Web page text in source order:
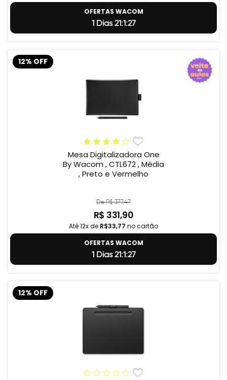
OFERTAS WACOM
1 Dias 21:1:26
12% OFF
Mesa Digitalizadora One
By Wacom , CTL672 , Média
, Preto e Vermelho
De R$ 377,47
R$ 331,90
Até 12x de R$33,77 no cartão
OFERTAS WACOM
1 Dias 21:1:26
12% OFF